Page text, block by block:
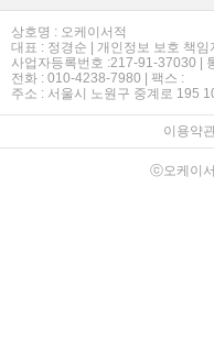
상호명 : 오케이서적
대표 : 정경순 | 개인정보 보호 책임
사업자등록번호 :217-91-37030 |
전화 : 010-4238-7980 | 팩스 :
주소 : 서울시 노원구 중계로 195
이용약
ⓒ오케이